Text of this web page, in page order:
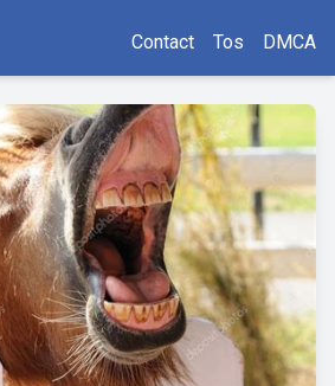
Contact Tos DMCA